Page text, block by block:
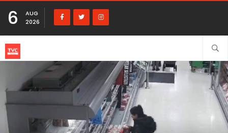
6
AUG
2026